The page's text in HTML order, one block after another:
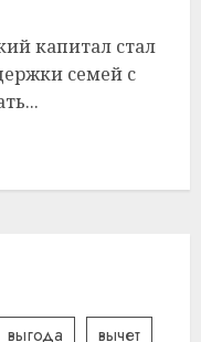
капитал стал
семей с
выгода вычет